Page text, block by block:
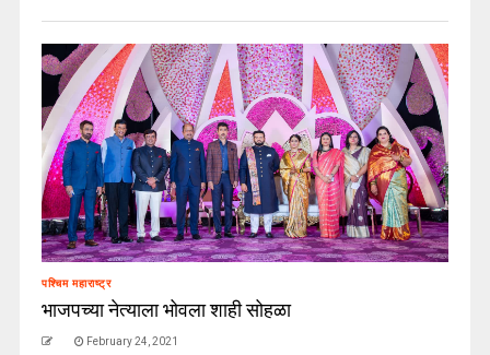
पश्चिम महाराष्ट्र
भाजपच्या नेत्याला भोवला शाही सोहळा
February 24, 2021